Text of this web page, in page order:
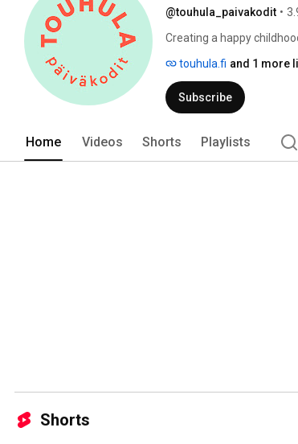
@touhula_paivakodit •
Creating a happy
#touhula
touhula.fi and 1 more
Subscribe
Home Videos Shorts Playlists
Shorts